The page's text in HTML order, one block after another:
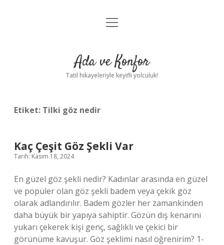
Anasayfa
Yasal Uyarı
menüyü
Ada ve Konfor
Tatil hikayeleriyle keyifli yolculuk!
Etiket: Tilki göz nedir
Kaç Çeşit Göz Şekli Var
Tarih: Kasım 18, 2024
En güzel göz şekli nedir? Kadınlar arasında en güzel
ve popüler olan göz şekli badem veya çekik göz
olarak adlandırılır. Badem gözler her zamankinden
daha büyük bir yapıya sahiptir. Gözün dış kenarını
yukarı çekerek kişi genç, sağlıklı ve çekici bir
görünüme kavuşur. Göz şeklimi nasıl öğrenirim? 1-